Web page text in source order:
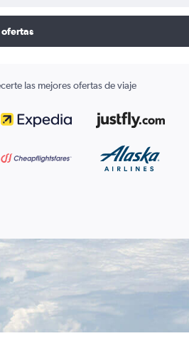
ofertas
las mejores ofertas de viaje